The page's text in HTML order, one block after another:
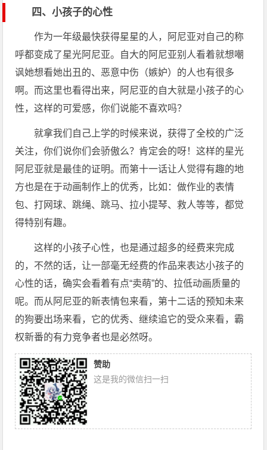
四、小孩子的心性
作为一年级最快获得星星的人，阿尼亚对自己的称
呼都变成了星光阿尼亚。自大的阿尼亚别人看着就想嘲
讽她想看她出丑的、恶意中伤（嫉妒）的人也有很多
啊。而这里也看得出来，阿尼亚的自大就是小孩子的心
性，这样的可爱感，你们说能不喜欢吗？
就拿我们自己上学的时候来说，获得了全校的广泛
关注，你们说你们会骄傲么？肯定会的呀！这样的星光
阿尼亚就是最佳的证明。而第十一话让人觉得有趣的地
方也是在于动画制作上的优秀，比如：做作业的表情
包、打网球、跳绳、跳马、拉小提琴、救人等等，都觉
得特别有趣。
这样的小孩子心性，也是通过超多的经费来完成
的，不然的话，让一部毫无经费的作品来表达小孩子的
心性的话，确实会看着有点“卖萌”的、拉低动画质量的
呢。而从阿尼亚的新表情包来看，第十二话的预知未来
的狗要出场来看，它的优秀、继续追它的受众来看，霸
权新番的有力竞争者也是必然呀。
赞助
这是我的微信扫一扫